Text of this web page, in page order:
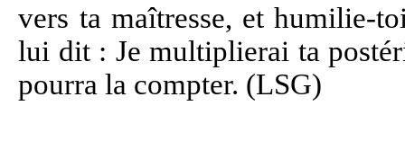
vers ta maîtresse, et humilie-
lui dit : Je multiplierai ta
pourra la compter. (LSG)